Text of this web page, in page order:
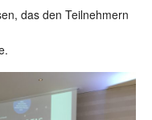
das den Teilnehmern